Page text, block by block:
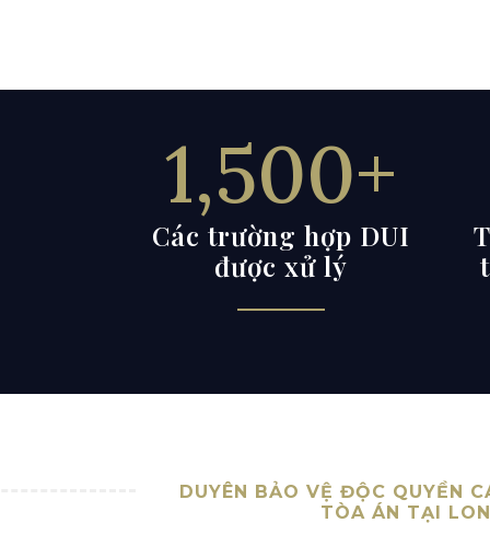
1,500+
Các trường hợp DUI
được xử lý
DUYÊN BẢO VỆ ĐỘC QUYỀN
TÒA ÁN TẠI